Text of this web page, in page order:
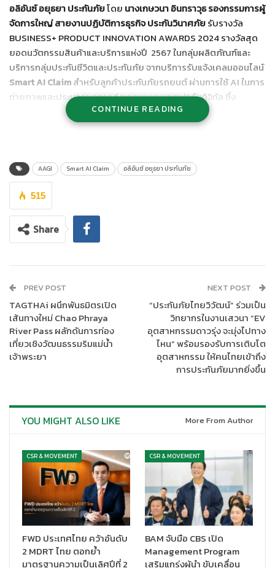
อลิอันซ์ อยุธยา ประกันภัยโดย นางเกษวนา อินทราวุธ รองกรรมการผู้
จัดการใหญ่ สายงานปฏิบัติการธุรกิจ ประกันวินาศภัยรับรางวัล
BUSINESS+ PRODUCT INNOVATION AWARDS 2024 รางวัลสุด
ยอดนวัตกรรมสินค้าและบริการแห่งปี 2567 ในกลุ่มผลิตภัณฑ์และ
บริการกลุ่มประกันชีวิตและประกันภัย จากบริการรับแจ้งเคลมออนไลน์
Smart AI Claimสำหรับลูกค้าประกันภัยรถยนต์ ผ่านการใช้ AI ในการ
ถ่ายภาพและประมวลผลการส่งเคลมบนแพลตฟอร์มดิจิทัล ซึ่ง
สามารถทำได้ง่าย ทุกที่ ทุกเวลา เปิดเคลมได้ภายใน 3 นาที ตอบโจทย์
ชีวิตลูกค้ายุคใหม่ ที่ต้องการความสะดวกและรวดเร็ว
ร่วมกับวิทยาลัยการจัดการมหาวิทยาลัยมหิดล มอบให้แก่องค์กรที่
คิดค้นและพัฒนานวัตกรรมที่ตอบโจทย์ความต้องการของผู้บริโภค
มากที่สุด ภายใต้แนวคิด “สร้างสรรค์ผลิตภัณฑ์ด้วยเทคโนโลยี
อัจฉริยะ – Innovation the products with Intelligence
Technology” โดยมีนายมนู เลียวไพโรจน์
เออาร์ไอพี จำกัด (มหาชน) ให้เกียรติแสดงความยินดี ณ โรงแรม
CONTINUE READING
AAGI Smart AI Claim อลิอันซ์ อยุธยา ประกันภัย
515
Share
PREV POST
TAGTHAi ผนึกพันธมิตรเปิด
เส้นทางใหม่ Chao Phraya
River Pass ผลักดันการท่อง
เที่ยวเชิงวัฒนธรรมริมแม่น้ำ
เจ้าพระยา
NEXT POST
“ประกันภัยไทยวิวัฒน์” ร่วมเป็น
วิทยากรในงานเสวนา “EV
อุตสาหกรรมดาวรุ่ง จะมุ่งไปทาง
ไหน” พร้อมรองรับการเติบโต
อุตสาหกรรม ให้คนไทยเข้าถึง
การประกันภัยมากยิ่งขึ้น
YOU MIGHT ALSO LIKE More From Author
CSR & MOVEMENT
FWD ประเทศไทย คว้าอันดับ
2 MDRT ไทย ตอกย้ำ
มาตรฐานความเป็นเลิศปีที่ 2
CSR & MOVEMENT
BAM จับมือ CBS เปิด
Management Program
เสริมแกร่งผู้นำ ขับเคลื่อน